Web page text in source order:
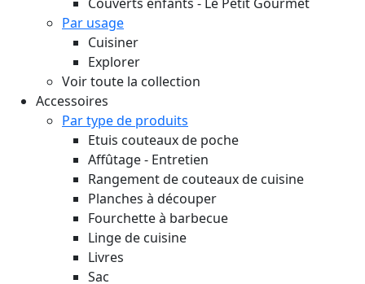
Par usage
Cuisiner
Explorer
Voir toute la collection
Accessoires
Par type de produits
Etuis couteaux de poche
Affûtage - Entretien
Rangement de couteaux de cuisine
Planches à découper
Fourchette à barbecue
Linge de cuisine
Livres
Sac